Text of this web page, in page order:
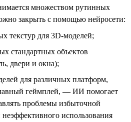
множеством рутинных
закрыть с помощью нейросети:
текстур для 3D-моделей;
стандартных объектов
двери и окна);
для различных платформ,
геймплей, — ИИ помогает
проблемы избыточной
неэффективного использования